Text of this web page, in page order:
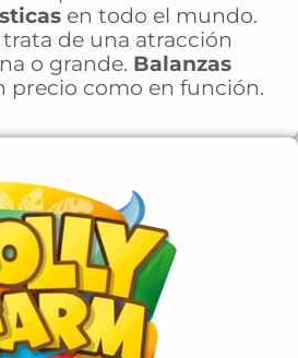
en todo el mundo.
de una atracción
o grande. Balanzas
precio como en función.